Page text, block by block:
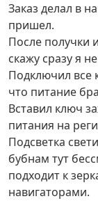
Заказ делал в
пришел.
После получки
скажу сразу я
Подключил все
что питание
Вставил ключ
питания на
Подсветка
бубнам тут
подходит к
навигаторами.